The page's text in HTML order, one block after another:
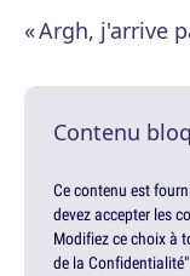
« Argh, j'arrive
Contenu
Ce contenu est
devez accepter les
Modifiez ce choix à
de la